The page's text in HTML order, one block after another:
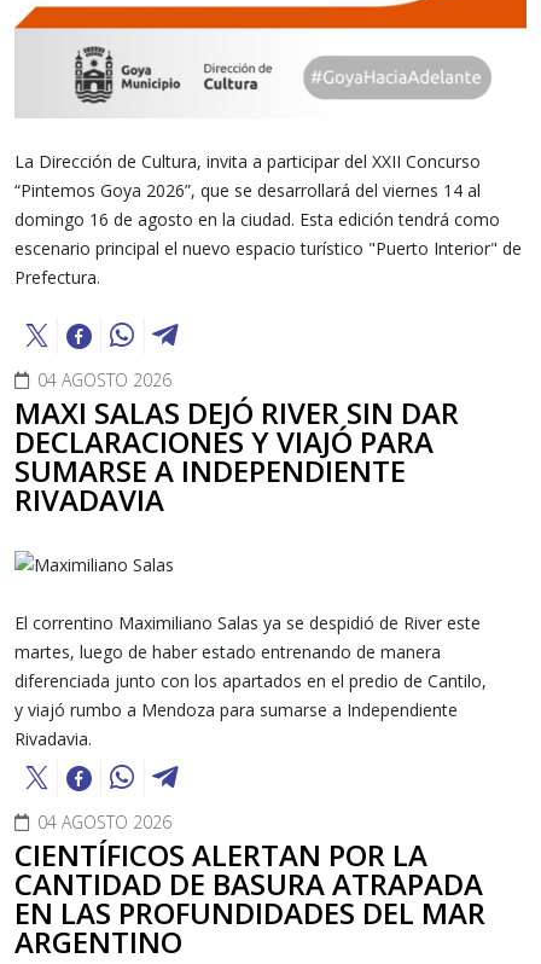
La Dirección de Cultura, invita a participar del XXII Concurso
“Pintemos Goya 2026”, que se desarrollará del viernes 14 al
domingo 16 de agosto en la ciudad. Esta edición tendrá como
escenario principal el nuevo espacio turístico "Puerto Interior" de
Prefectura.
04 AGOSTO 2026
MAXI SALAS DEJÓ RIVER SIN DAR
DECLARACIONES Y VIAJÓ PARA
SUMARSE A INDEPENDIENTE
RIVADAVIA
El correntino Maximiliano Salas ya se despidió de River este
martes, luego de haber estado entrenando de manera
diferenciada junto con los apartados en el predio de Cantilo,
y viajó rumbo a Mendoza para sumarse a Independiente
Rivadavia.
04 AGOSTO 2026
CIENTÍFICOS ALERTAN POR LA
CANTIDAD DE BASURA ATRAPADA
EN LAS PROFUNDIDADES DEL MAR
ARGENTINO